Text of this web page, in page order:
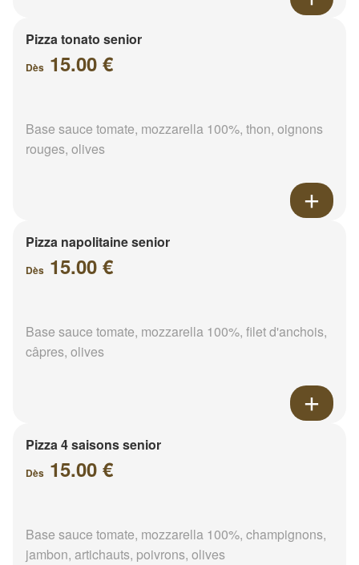
Pizza tonato senior
Dès 15.00 €
Base sauce tomate, mozzarella 100%, thon, oignons
rouges, olives
Pizza napolitaine senior
Dès 15.00 €
Base sauce tomate, mozzarella 100%, filet d'anchois,
câpres, olives
Pizza 4 saisons senior
Dès 15.00 €
Base sauce tomate, mozzarella 100%, champignons,
jambon, artichauts, poivrons, olives